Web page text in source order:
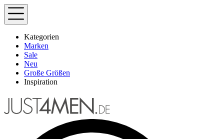
Kategorien
Marken
Sale
Neu
Große Größen
Inspiration